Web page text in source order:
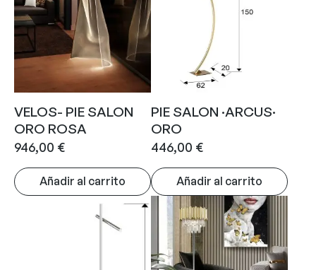
VELOS- PIE SALON
ORO ROSA
946,00 €
Añadir al carrito
PIE SALON ·ARCUS·
ORO
446,00 €
Añadir al carrito